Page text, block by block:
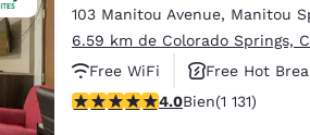
Australia
English
India
English
103 Manitou Avenue, Manitou
6.59 km de Colorado Springs,
Free WiFi
Free Hot
3.99 étoiles. Bien. 1131
4.0Bien(1 131)